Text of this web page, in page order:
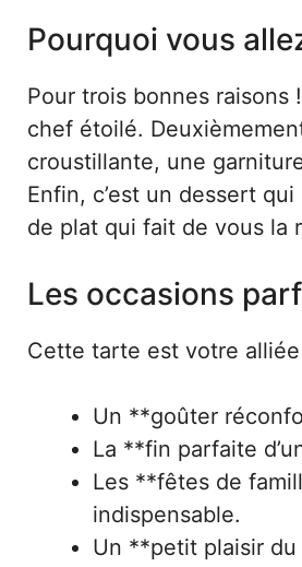
Pourquoi vous
Pour trois bonnes raisons
chef étoilé.
croustillante, une
Enfin, c’est un dessert
de plat qui fait de vous la
Les occasions
Cette tarte est votre
Un **goûter
La **fin parfaite
Les **fêtes de
indispensable.
Un **petit plaisir du